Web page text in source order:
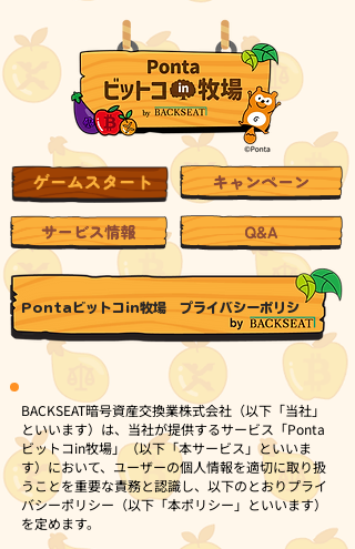
Pontaビットコin牧場 プライバシーポリシ
ー
​BACKSEAT暗号資産交換業株式会社（以下「当社」
といいます）は、当社が提供するサービス「Ponta
ビットコin牧場」（以下「本サービス」といいま
す）において、ユーザーの個人情報を適切に取り扱
うことを重要な責務と認識し、以下のとおりプライ
バシーポリシー（以下「本ポリシー」といいます）
を定めます。